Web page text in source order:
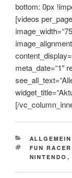
bottom: 0px
[videos
meta_date=“1″
[/
CATEGORIES
ALLGEMEIN
TAGS
FUN RACER
NINTENDO ,